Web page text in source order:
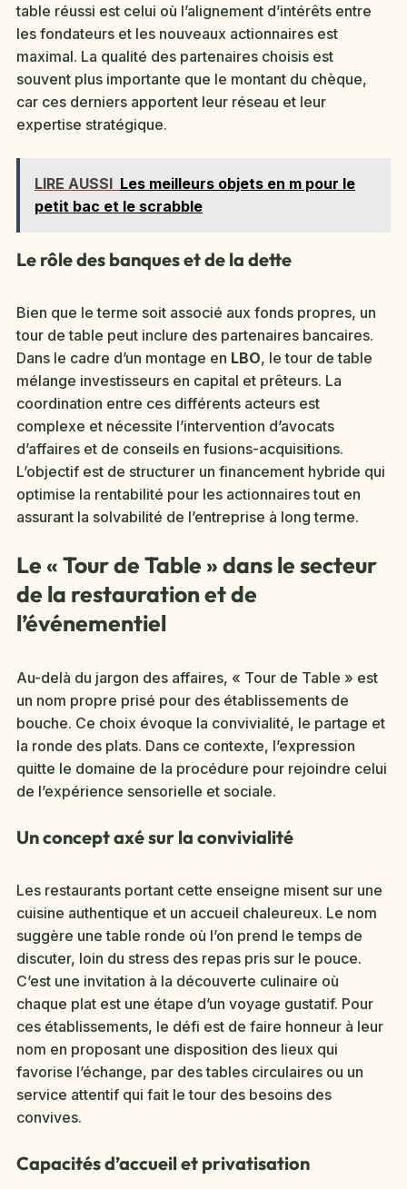
table réussi est celui où l’alignement d’intérêts entre
les fondateurs et les nouveaux actionnaires est
maximal. La qualité des partenaires choisis est
souvent plus importante que le montant du chèque,
car ces derniers apportent leur réseau et leur
expertise stratégique.
LIRE AUSSI Les meilleurs objets en m pour le
petit bac et le scrabble
Le rôle des banques et de la dette
Bien que le terme soit associé aux fonds propres, un
tour de table peut inclure des partenaires bancaires.
Dans le cadre d’un montage en LBO, le tour de table
mélange investisseurs en capital et prêteurs. La
coordination entre ces différents acteurs est
complexe et nécessite l’intervention d’avocats
d’affaires et de conseils en fusions-acquisitions.
L’objectif est de structurer un financement hybride qui
optimise la rentabilité pour les actionnaires tout en
assurant la solvabilité de l’entreprise à long terme.
Le « Tour de Table » dans le secteur
de la restauration et de
l’événementiel
Au-delà du jargon des affaires, « Tour de Table » est
un nom propre prisé pour des établissements de
bouche. Ce choix évoque la convivialité, le partage et
la ronde des plats. Dans ce contexte, l’expression
quitte le domaine de la procédure pour rejoindre celui
de l’expérience sensorielle et sociale.
Un concept axé sur la convivialité
Les restaurants portant cette enseigne misent sur une
cuisine authentique et un accueil chaleureux. Le nom
suggère une table ronde où l’on prend le temps de
discuter, loin du stress des repas pris sur le pouce.
C’est une invitation à la découverte culinaire où
chaque plat est une étape d’un voyage gustatif. Pour
ces établissements, le défi est de faire honneur à leur
nom en proposant une disposition des lieux qui
favorise l’échange, par des tables circulaires ou un
service attentif qui fait le tour des besoins des
convives.
Capacités d’accueil et privatisation